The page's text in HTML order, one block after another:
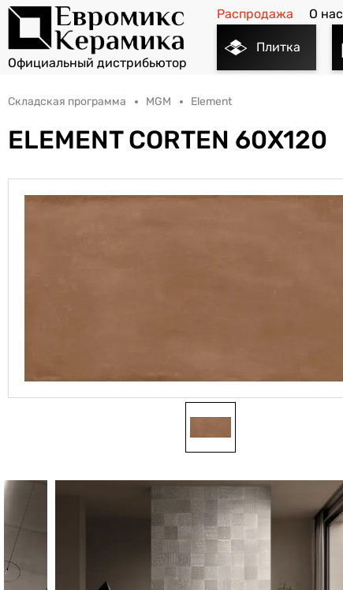
Распродажа О нас
Плитка
Складская программа MGM Element
ELEMENT CORTEN 60X120